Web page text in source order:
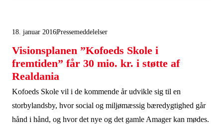
18. januar 2016Pressemeddelelser
Visionsplanen ”Kofoeds Skole i
fremtiden” får 30 mio. kr. i støtte af
Realdania
Kofoeds Skole vil i de kommende år udvikle sig til en
storbylandsby, hvor social og miljømæssig bæredygtighed går
hånd i hånd, og hvor det nye og det gamle Amager kan mødes.